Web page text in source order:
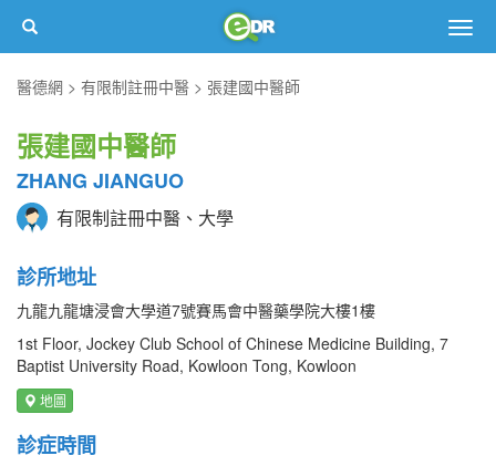
醫德網
有限制註冊中醫 張建國中醫師
張建國中醫師
ZHANG JIANGUO
有限制註冊中醫、大學
診所地址
九龍九龍塘浸會大學道7號賽馬會中醫藥學院大樓1樓
1st Floor, Jockey Club School of Chinese Medicine Building, 7
Baptist University Road, Kowloon Tong, Kowloon
地圖
診症時間